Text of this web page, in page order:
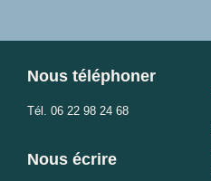
Nous téléphoner
Tél. 06 22 98 24 68
Nous écrire